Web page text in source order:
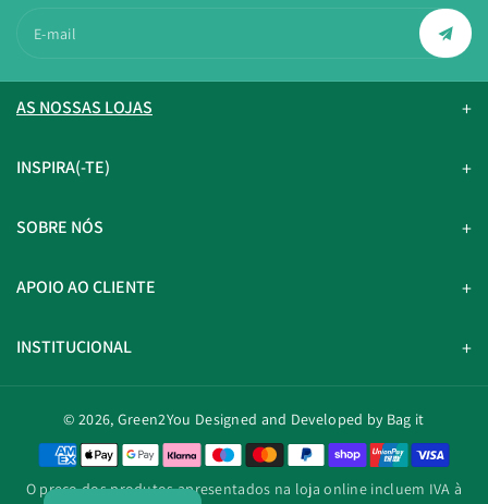
E-mail
AS NOSSAS LOJAS
INSPIRA(-TE)
SOBRE NÓS
APOIO AO CLIENTE
INSTITUCIONAL
© 2026, Green2You Designed and Developed by Bag it
M
t
O preço dos produtos apresentados na loja online incluem IVA à